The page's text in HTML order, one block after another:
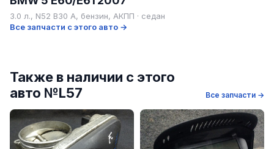
3.0 л., N52 B30 A, бензин, АКПП · седан
Все запчасти с этого авто →
Также в наличии с этого
авто №L57
Все запчасти →